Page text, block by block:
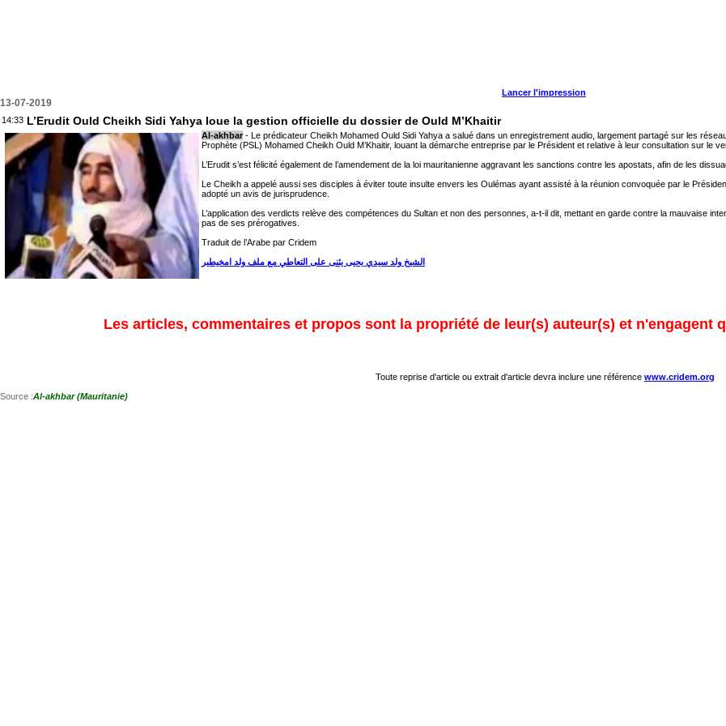
Lancer l'impression
13-07-2019
14:33 L’Erudit Ould Cheikh Sidi Yahya loue la gestion officielle du dossier de Ould M’Khaitir
Al-akhbar- Le prédicateur Cheikh Mohamed Ould Sidi Yahya a salué dans un enregistrement audio, largement partagé sur les
Prophète (PSL) Mohamed Cheikh Ould M’Khaitir, louant la démarche entreprise par le Président et relative à leur consultation sur le
L’Erudit s’est félicité également de l’amendement de la loi mauritanienne aggravant les sanctions contre les apostats, afin de les
Le Cheikh a appelé aussi ses disciples à éviter toute insulte envers les Oulémas ayant assisté à la réunion convoquée par le
adopté un avis de jurisprudence.
L’application des verdicts relève des compétences du Sultan et non des personnes, a-t-il dit, mettant en garde contre la mauvaise
pas de ses prérogatives.
Traduit de l’Arabe par Cridem
الشيخ ولد سيدي يحيى يثنى على التعاطي مع ملف ولد امخيطير
Les articles, commentaires et propos sont la propriété de leur(s) auteur(s) et n'engagent
Toute reprise d'article ou extrait d'article devra inclure une référence www.cridem.org
Source :Al-akhbar (Mauritanie)